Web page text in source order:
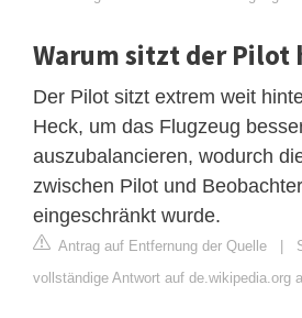
Warum sitzt der Pilot
Der Pilot sitzt extrem weit
Heck, um das Flugzeug
auszubalancieren, wodurch
zwischen Pilot und
eingeschränkt wurde.
Antrag auf Entfernung der Quelle |
vollständige Antwort auf de.wikipedia.org